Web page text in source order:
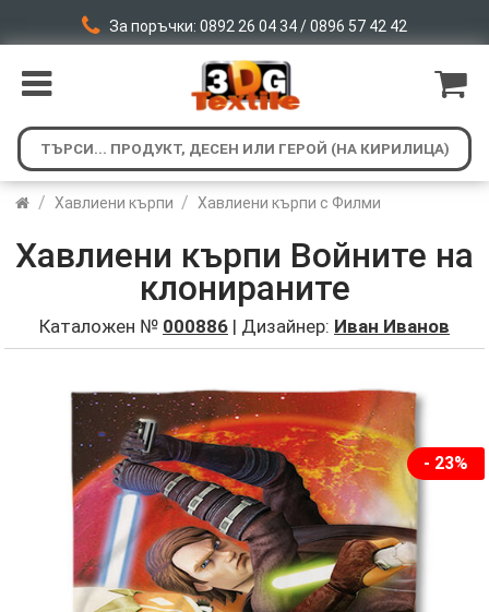
За поръчки: 0892 26 04 34 / 0896 57 42 42
/ Хавлиени кърпи / Хавлиени кърпи с Филми
Хавлиени кърпи Войните на
клонираните
Каталожен № 000886 | Дизайнер: Иван Иванов
- 23%